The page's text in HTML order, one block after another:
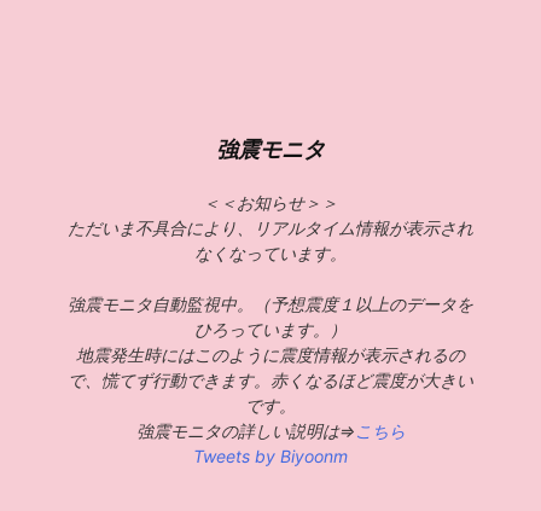
強震モニタ
＜＜お知らせ＞＞
ただいま不具合により、リアルタイム情報が表示され
なくなっています。
強震モニタ自動監視中。（予想震度１以上のデータを
ひろっています。）
地震発生時にはこのように震度情報が表示されるの
で、慌てず行動できます。赤くなるほど震度が大きい
です。
強震モニタの詳しい説明は⇒こちら
Tweets by Biyoonm